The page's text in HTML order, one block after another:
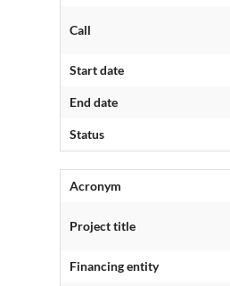
Call
Start date
End date
Status
Acronym
Project title
Financing entity